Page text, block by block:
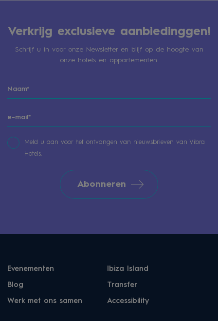
Verkrijg exclusieve aanbiedinggen!
Schrijf u in voor onze Newsletter en blijf op de hoogte van
onze hotels en appartementen.
Meld u aan voor het ontvangen van nieuwsbrieven van Vibra
Hotels.
Abonneren
Evenementen Ibiza Island
Blog Transfer
Werk met ons samen Accessibility